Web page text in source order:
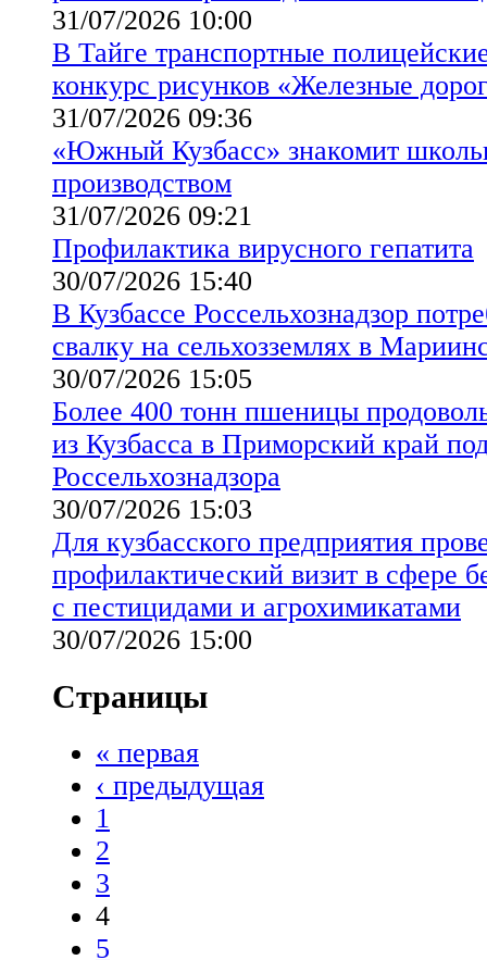
31/07/2026 10:00
В Тайге транспортные
конкурс рисунков «Железные
31/07/2026 09:36
«Южный Кузбасс» знакомит
производством
31/07/2026 09:21
Профилактика вирусного гепатита
30/07/2026 15:40
В Кузбассе Россельхознадзор
свалку на сельхозземлях в
30/07/2026 15:05
Более 400 тонн пшеницы
из Кузбасса в Приморский край
Россельхознадзора
30/07/2026 15:03
Для кузбасского предприятия
профилактический визит в сфере
с пестицидами и агрохимикатами
30/07/2026 15:00
Страницы
« первая
‹ предыдущая
1
2
3
4
5